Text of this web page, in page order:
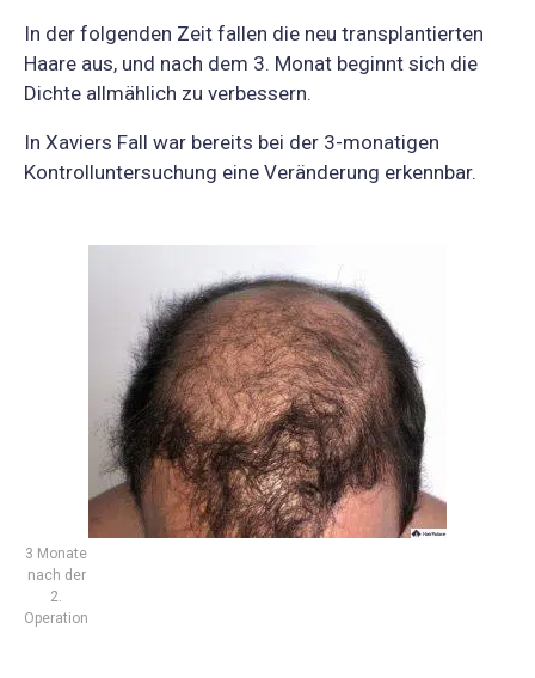
In der folgenden Zeit fallen die neu transplantierten
Haare aus, und nach dem 3. Monat beginnt sich die
Dichte allmählich zu verbessern.
In Xaviers Fall war bereits bei der 3-monatigen
Kontrolluntersuchung eine Veränderung erkennbar.
3 Monate
nach der
2.
Operation